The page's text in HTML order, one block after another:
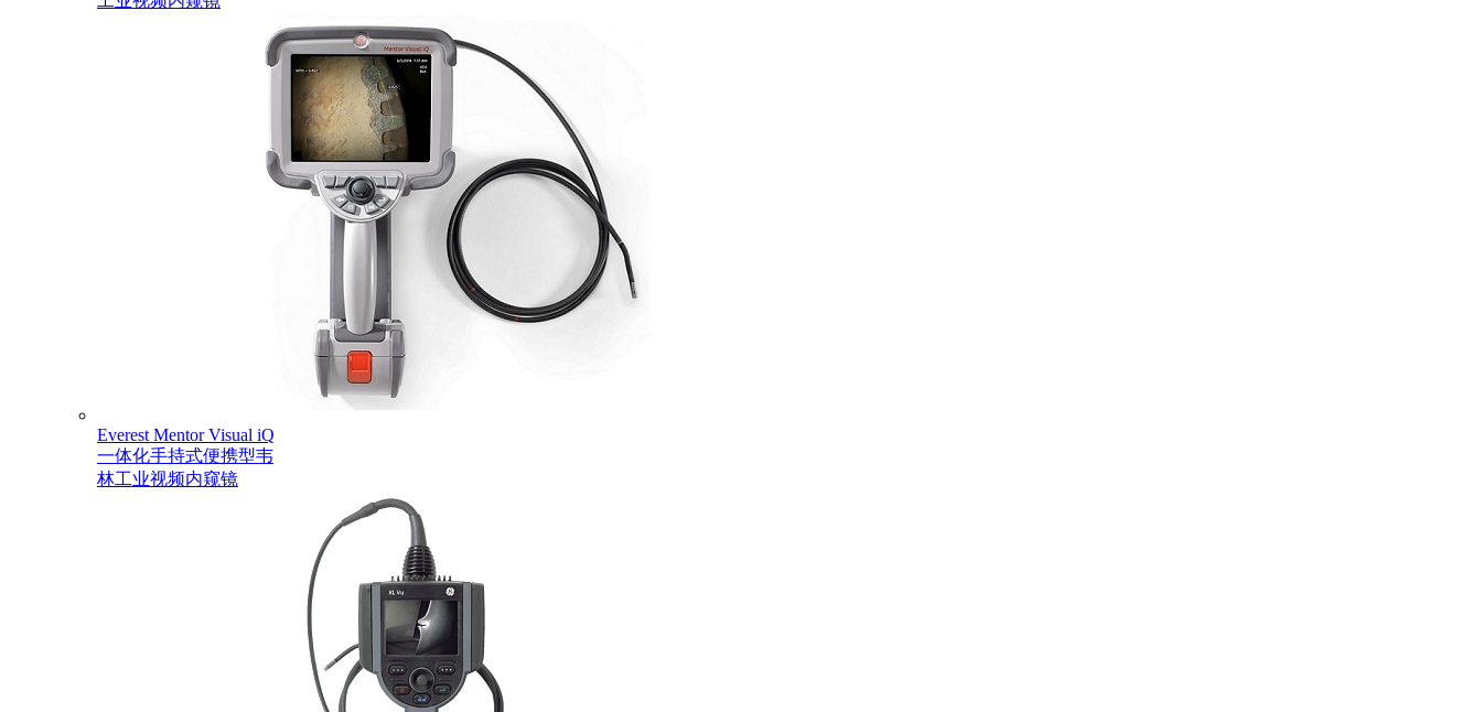
Everest Mentor Visual iQ
一体化手持式便携型韦
林工业视频内窥镜